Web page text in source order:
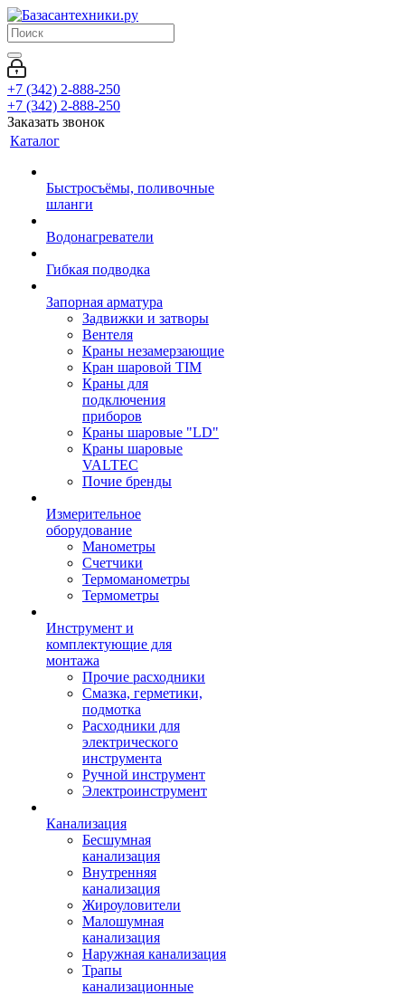
+7 (342) 2-888-250
+7 (342) 2-888-250
Заказать звонок
Каталог
Быстросъёмы, поливочные
шланги
Водонагреватели
Гибкая подводка
Запорная арматура
Задвижки и затворы
Вентеля
Краны незамерзающие
Кран шаровой TIM
Краны для
подключения
приборов
Краны шаровые "LD"
Краны шаровые
VALTEC
Почие бренды
Измерительное
оборудование
Манометры
Счетчики
Термоманометры
Термометры
Инструмент и
комплектующие для
монтажа
Прочие расходники
Смазка, герметики,
подмотка
Расходники для
электрического
инструмента
Ручной инструмент
Электроинструмент
Канализация
Бесшумная
канализация
Внутренняя
канализация
Жироуловители
Малошумная
канализация
Наружная канализация
Трапы
канализационные